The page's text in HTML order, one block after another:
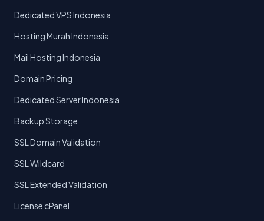
Dedicated VPS Indonesia
Hosting Murah Indonesia
Mail Hosting Indonesia
Domain Pricing
Dedicated Server Indonesia
Backup Storage
SSL Domain Validation
SSL Wildcard
SSL Extended Validation
License cPanel